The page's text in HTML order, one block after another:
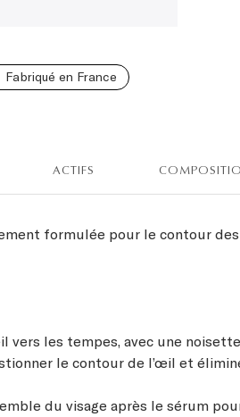
Fabriqué en France
ACTIFS
formulée pour le contour
vers les tempes, avec une
le contour de l’œil et
du visage après le sérum